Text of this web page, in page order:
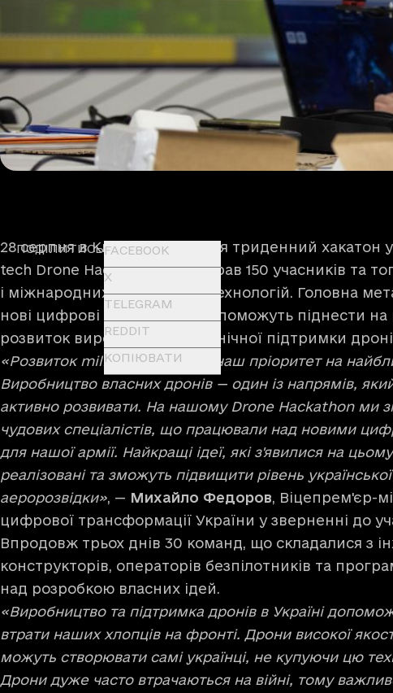
ПОДІЛИТИСЬFACEBOOK
X
TELEGRAM
REDDIT
КОПІЮВАТИ
28 серпня в Києві завершився триденний хакатон
tech Drone Hackathon. Він зібрав 150 учасників та
і міжнародних експертів із технологій. Головна
нові цифрові рішення, які допоможуть піднести на
розвиток виробництва й технічної підтримки
«Розвиток military-tech — це наш пріоритет на
Виробництво власних дронів — один із напрямів,
активно розвивати. На нашому Drone Hackathon ми
чудових спеціалістів, що працювали над новими
для нашої армії. Найкращі ідеї, які з'явилися на
реалізовані та зможуть підвищити рівень української
аеророзвідки», — Михайло Федоров, Віцепрем'єр-
цифрової трансформації України у зверненні до
Впродовж трьох днів 30 команд, що складалися з
конструкторів, операторів безпілотників та
над розробкою власних ідей.
«Виробництво та підтримка дронів в Україні
втрати наших хлопців на фронті. Дрони високої
можуть створювати самі українці, не купуючи цю
Дрони дуже часто втрачаються на війні, тому